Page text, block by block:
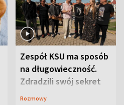
Zespół KSU ma sposób
na długowieczność.
Zdradzili swój sekret
Rozmowy